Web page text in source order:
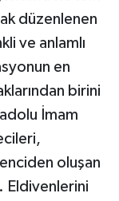
düzenlenen
ve anlamlı
en
birini
İmam
oluşan
Eldivenlerini